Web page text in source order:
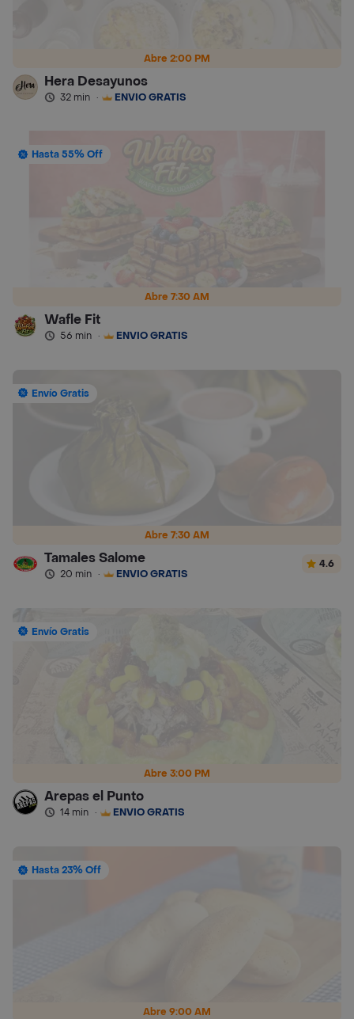
Abre 2:00 PM
Hera Desayunos
32 min · ENVÍO GRATIS
Abre 7:30 AM
Hasta 55% Off
Wafle Fit
56 min · ENVÍO GRATIS
Abre 7:30 AM
Envío Gratis
Tamales Salome
20 min · ENVÍO GRATIS
4.6
Abre 3:00 PM
Envío Gratis
Arepas el Punto
14 min · ENVÍO GRATIS
Abre 9:00 AM
Hasta 23% Off